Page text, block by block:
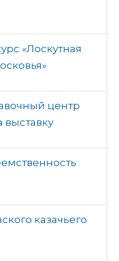
«Лоскутная
центр
выставку
казачьего